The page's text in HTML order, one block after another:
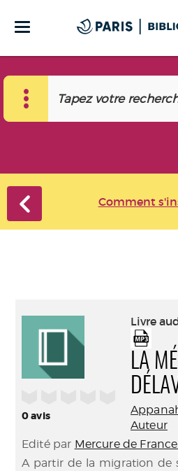
Comment
0avis
Livre
LA
Auteur
Edité par Mercure de
A partir de la migration de